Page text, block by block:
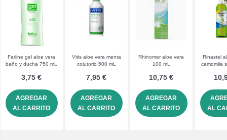
Farline gel aloe vera
baño y ducha 750 mL
3,75 €
AGREGAR
AL CARRITO
Vitis aloe vera menta
colutorio 500 mL
7,95 €
AGREGAR
AL CARRITO
Rhinomer aloe vera
100 mL
10,75 €
AGREGAR
AL CARRITO
Rinastel
camomila
AL